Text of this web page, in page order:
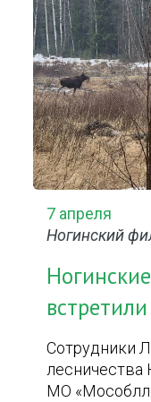
7 апреля
Ногинский
Сотрудники
лесничества
МО